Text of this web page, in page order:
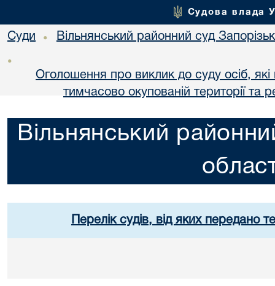
Судова влада
Суди • Вільнянський районний суд
•
Оголошення про виклик до суду осіб,
тимчасово окупованій території та
Вільнянський
Перелік судів, від яких передано